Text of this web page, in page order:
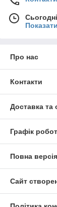
Про нас
Контакти
Доставка та
Графік
Повна
Сайт